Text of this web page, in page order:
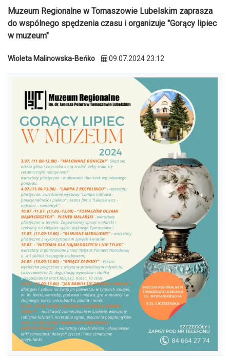
Muzeum Regionalne w Tomaszowie Lubelskim zaprasza
do wspólnego spędzenia czasu i organizuje "Gorący lipiec
w muzeum"
Wioleta Malinowska-Beńko 09.07.2024 23:12